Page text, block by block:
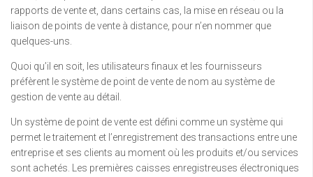
rapports de vente et, dans certains cas, la mise en réseau ou la
liaison de points de vente à distance, pour n’en nommer que
quelques-uns.
Quoi qu’il en soit, les utilisateurs finaux et les fournisseurs
préfèrent le système de point de vente de nom au système de
gestion de vente au détail.
Un système de point de vente est défini comme un système qui
permet le traitement et l’enregistrement des transactions entre une
entreprise et ses clients au moment où les produits et/ou services
sont achetés. Les premières caisses enregistreuses électroniques